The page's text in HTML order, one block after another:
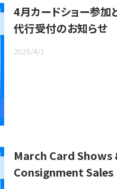
4月カードショー参加
代行受付のお知らせ
2026/4/1
March Card Shows
Consignment Sales